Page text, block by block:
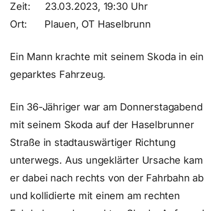
Zeit: 23.03.2023, 19:30 Uhr
Ort: Plauen, OT Haselbrunn
Ein Mann krachte mit seinem Skoda in ein
geparktes Fahrzeug.
Ein 36-Jähriger war am Donnerstagabend
mit seinem Skoda auf der Haselbrunner
Straße in stadtauswärtiger Richtung
unterwegs. Aus ungeklärter Ursache kam
er dabei nach rechts von der Fahrbahn ab
und kollidierte mit einem am rechten